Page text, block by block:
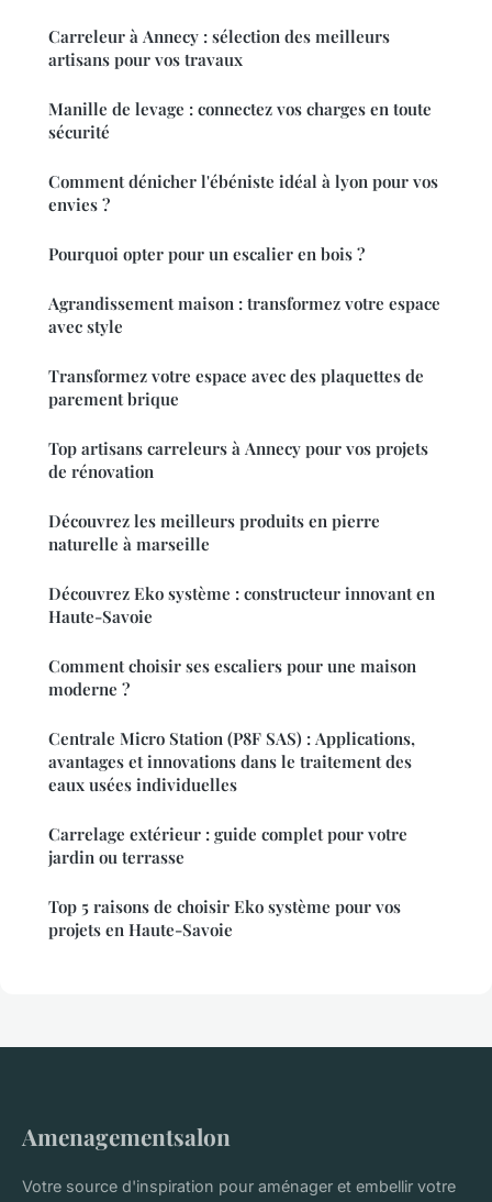
Carreleur à Annecy : sélection des meilleurs
artisans pour vos travaux
Manille de levage : connectez vos charges en toute
sécurité
Comment dénicher l'ébéniste idéal à lyon pour vos
envies ?
Pourquoi opter pour un escalier en bois ?
Agrandissement maison : transformez votre espace
avec style
Transformez votre espace avec des plaquettes de
parement brique
Top artisans carreleurs à Annecy pour vos projets
de rénovation
Découvrez les meilleurs produits en pierre
naturelle à marseille
Découvrez Eko système : constructeur innovant en
Haute-Savoie
Comment choisir ses escaliers pour une maison
moderne ?
Centrale Micro Station (P8F SAS) : Applications,
avantages et innovations dans le traitement des
eaux usées individuelles
Carrelage extérieur : guide complet pour votre
jardin ou terrasse
Top 5 raisons de choisir Eko système pour vos
projets en Haute-Savoie
Amenagementsalon
Votre source d'inspiration pour aménager et embellir votre